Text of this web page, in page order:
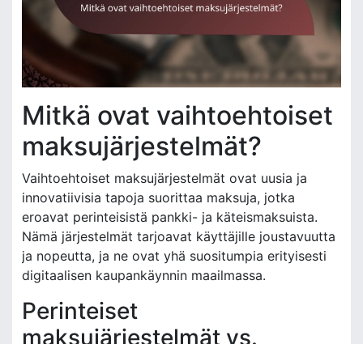
Mitkä ovat vaihtoehtoiset
maksujärjestelmät?
Vaihtoehtoiset maksujärjestelmät ovat uusia ja
innovatiivisia tapoja suorittaa maksuja, jotka
eroavat perinteisistä pankki- ja käteismaksuista.
Nämä järjestelmät tarjoavat käyttäjille joustavuutta
ja nopeutta, ja ne ovat yhä suositumpia erityisesti
digitaalisen kaupankäynnin maailmassa.
Perinteiset
maksujärjestelmät vs.